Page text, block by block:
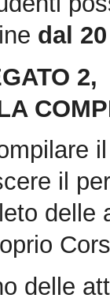
dal
2,
il
delle
delle